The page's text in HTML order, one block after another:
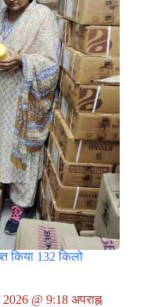
किया 132 किलो
@ 9:18 अपराह्न